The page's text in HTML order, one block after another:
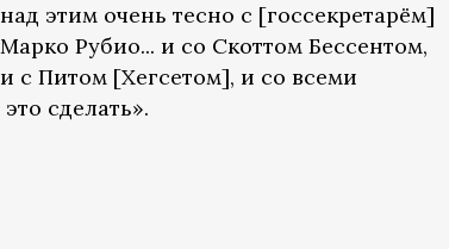
над этим очень тесно с [госсекретарём]
Марко Рубио... и со Скоттом Бессентом,
и с Питом [Хегсетом], и со всеми
сделать».